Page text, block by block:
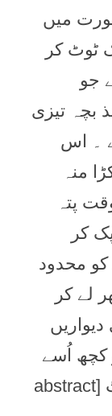
ميں
ٹوٹ کر
جو
بچہ تيزی
۔ اس
منہ
پتہ
کر
محدود
لے کر
کچھ اُسے
مل جائے اُس پر ابسٹريکٹ آرٹ [abstract